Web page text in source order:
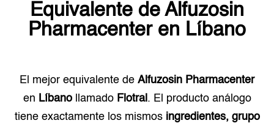
Equivalente de Alfuzosin
Pharmacenteren Líbano
El mejor equivalente de Alfuzosin Pharmacenter
en Líbanollamado Flotral . El producto análogo
tiene exactamente los mismos ingredientes, grupo